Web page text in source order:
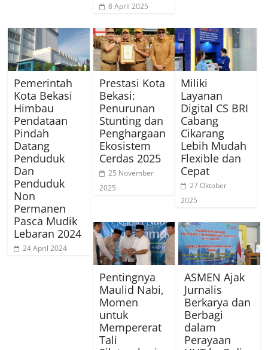
8 April 2025
Pemerintah
Kota Bekasi
Himbau
Pendataan
Pindah
Datang
Penduduk
Dan
Penduduk
Non
Permanen
Pasca Mudik
Lebaran 2024
24 April 2024
Prestasi Kota
Bekasi:
Penurunan
Stunting dan
Penghargaan
Ekosistem
Cerdas 2025
25 November
2025
Miliki
Layanan
Digital CS BRI
Cabang
Cikarang
Lebih Mudah
Flexible dan
Cepat
27 Oktober
2025
Pentingnya
Maulid Nabi,
Momen
untuk
Mempererat
Tali
ASMEN Ajak
Jurnalis
Berkarya dan
Berbagi
dalam
Perayaan